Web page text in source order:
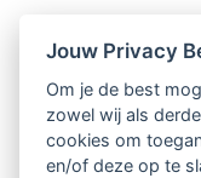
Ontvang 10 x
Jouw Privacy
Om je de best
zowel wij als
cookies om
en/of deze op te